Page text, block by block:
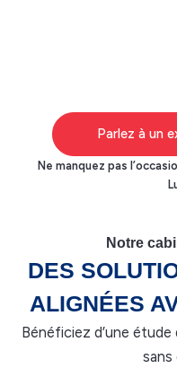
Parlez à un
Ne manquez pas
Notre
DES
ALIGNÉES
Bénéficiez d’une